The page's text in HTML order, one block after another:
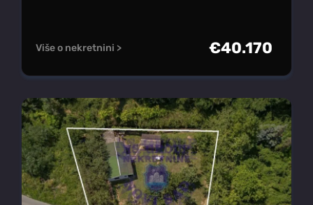
Više o nekretnini > €40.170